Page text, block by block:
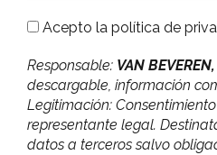
Acepto la política de
Responsable: VAN BEVEREN,
descargable, información
Legitimación:
representante legal.
datos a terceros salvo